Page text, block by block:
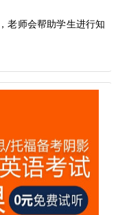
老师会帮助学生进行知